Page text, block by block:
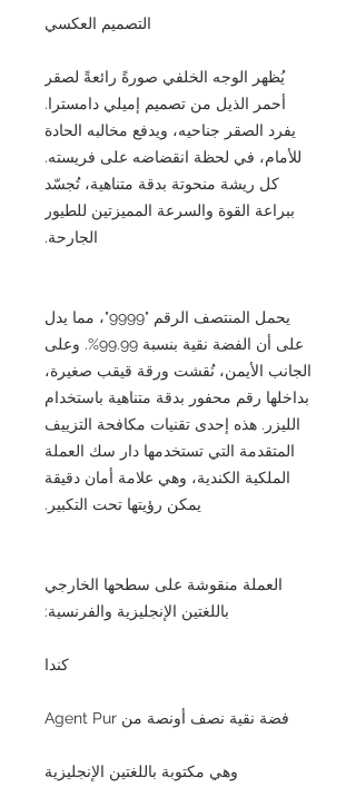
التصميم العكسي
يُظهر الوجه الخلفي صورةً رائعةً لصقر
أحمر الذيل من تصميم إميلي دامسترا.
يفرد الصقر جناحيه، ويدفع مخالبه الحادة
للأمام، في لحظة انقضاضه على فريسته.
كل ريشة منحوتة بدقة متناهية، تُجسّد
ببراعة القوة والسرعة المميزتين للطيور
الجارحة.
يحمل المنتصف الرقم "9999"، مما يدل
على أن الفضة نقية بنسبة 99.99%. وعلى
الجانب الأيمن، نُقشت ورقة قيقب صغيرة،
بداخلها رقم محفور بدقة متناهية باستخدام
الليزر. هذه إحدى تقنيات مكافحة التزييف
المتقدمة التي تستخدمها دار سك العملة
الملكية الكندية، وهي علامة أمان دقيقة
يمكن رؤيتها تحت التكبير.
العملة منقوشة على سطحها الخارجي
باللغتين الإنجليزية والفرنسية:
كندا
فضة نقية نصف أونصة من Agent Pur
وهي مكتوبة باللغتين الإنجليزية